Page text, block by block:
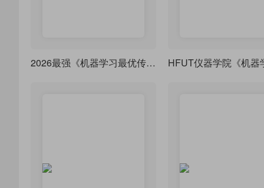
2026最强《机器学习最优传输》神级教材，LaTeX 排版代码全开源